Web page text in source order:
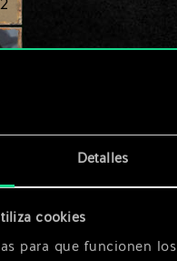
Detalles
cookies
para que funcionen
2
2
2